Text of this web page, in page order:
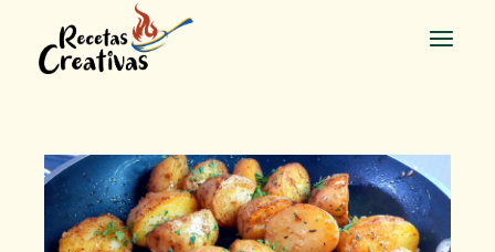
contenido